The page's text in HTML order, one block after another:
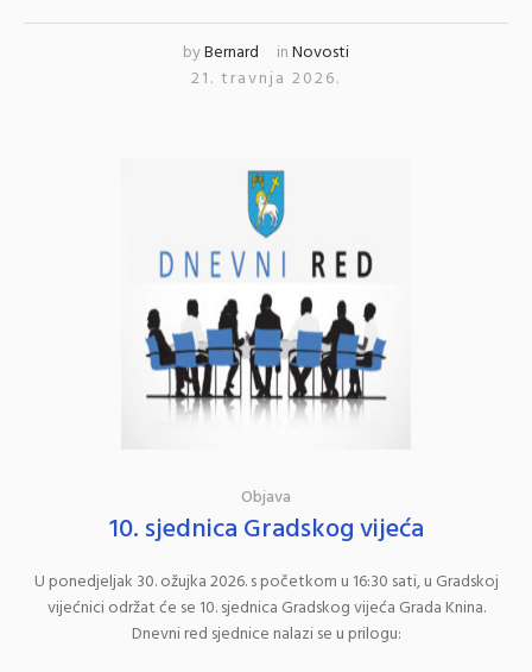
byBernard inNovosti
21. travnja 2026.
Objava
10. sjednica Gradskog vijeća
U ponedjeljak 30. ožujka 2026. s početkom u 16:30 sati, u Gradskoj
vijećnici održat će se 10. sjednica Gradskog vijeća Grada Knina.
Dnevni red sjednice nalazi se u prilogu: